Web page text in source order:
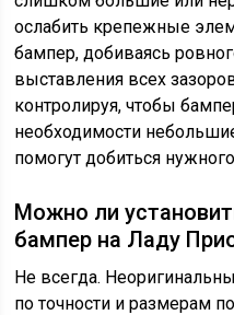
ослабить крепежные
бампер, добиваясь
выставления всех
контролируя, чтобы
необходимости
помогут добиться нужного
Можно ли
бампер на Ладу
Не всегда.
по точности и размерам